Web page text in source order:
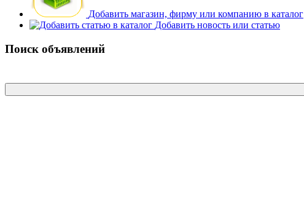
Добавить магазин, фирму или компанию в каталог
Добавить новость или статью
Поиск объявлений